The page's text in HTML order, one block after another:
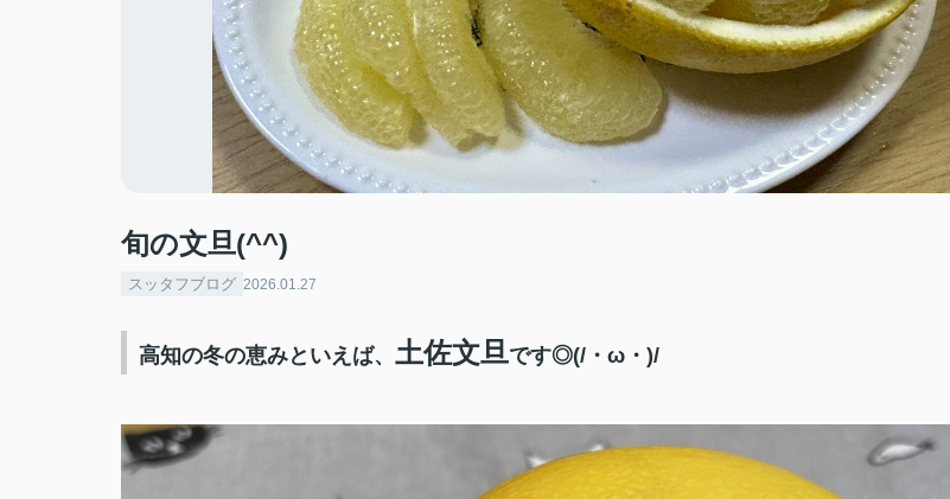
旬の文旦(^^)
スッタフブログ 2026.01.27
高知の冬の恵みといえば、 土佐文旦です◎(/・ω・)/